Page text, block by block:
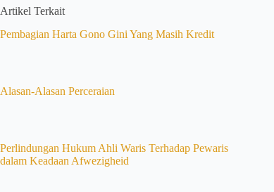
Artikel Terkait
Pembagian Harta Gono Gini Yang Masih Kredit
Alasan-Alasan Perceraian
Perlindungan Hukum Ahli Waris Terhadap Pewaris
dalam Keadaan Afwezigheid